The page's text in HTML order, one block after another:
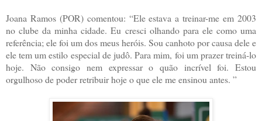
Joana Ramos (POR) comentou: “Ele estava a treinar-me em 2003
no clube da minha cidade. Eu cresci olhando para ele como uma
referência; ele foi um dos meus heróis. Sou canhoto por causa dele e
ele tem um estilo especial de judô. Para mim, foi um prazer treiná-lo
hoje. Não consigo nem expressar o quão incrível foi. Estou
orgulhoso de poder retribuir hoje o que ele me ensinou antes. ”